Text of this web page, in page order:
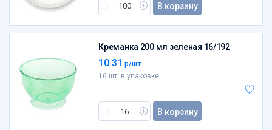
В корзину
Креманка 200 мл зеленая 16/192
10.31 р/шт
16 шт. в упаковке
В корзину